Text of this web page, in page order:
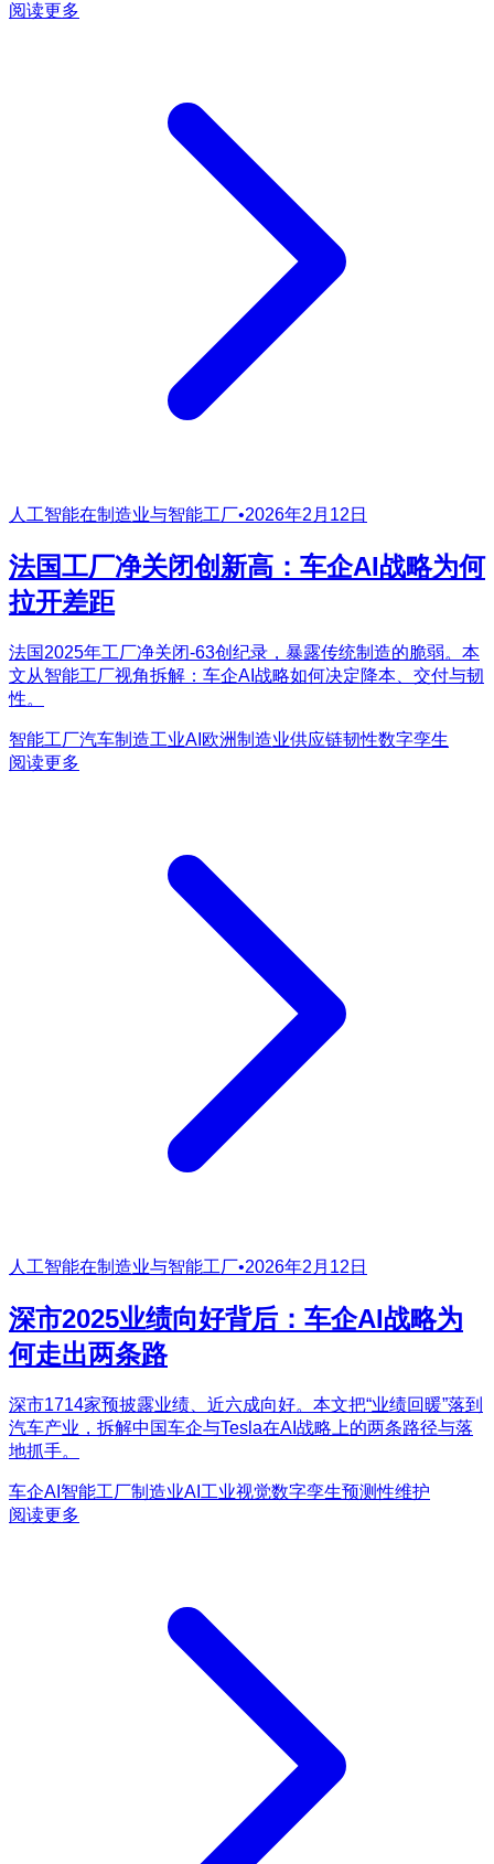
阅读更多
人工智能在制造业与智能工厂•2026年2月12日
法国工厂净关闭创新高：车企AI战略为何
拉开差距
法国2025年工厂净关闭-63创纪录，暴露传统制造的脆弱。本
文从智能工厂视角拆解：车企AI战略如何决定降本、交付与韧
性。
智能工厂汽车制造工业AI 欧洲制造业供应链韧性数字孪生
阅读更多
人工智能在制造业与智能工厂•2026年2月12日
深市2025业绩向好背后：车企AI战略为
何走出两条路
深市1714家预披露业绩、近六成向好。本文把“业绩回暖”落到
汽车产业，拆解中国车企与Tesla在AI战略上的两条路径与落
地抓手。
车企AI 智能工厂制造业AI 工业视觉数字孪生预测性维护
阅读更多